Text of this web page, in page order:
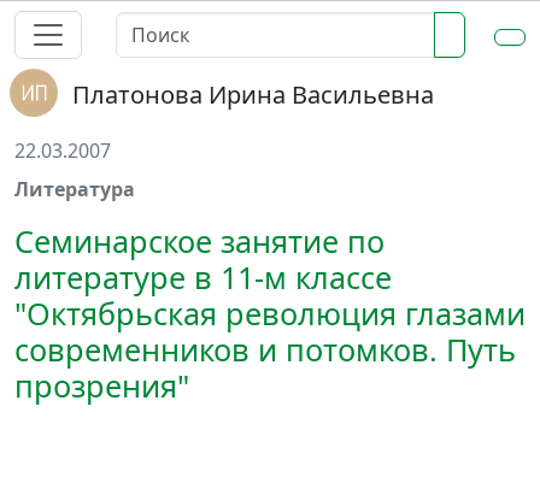
Платонова Ирина Васильевна
22.03.2007
Литература
Семинарское занятие по
литературе в 11-м классе
"Октябрьская революция глазами
современников и потомков. Путь
прозрения"